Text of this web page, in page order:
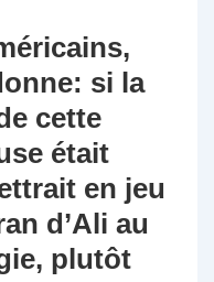
si la
cette
était
en jeu
d’Ali au
plutôt